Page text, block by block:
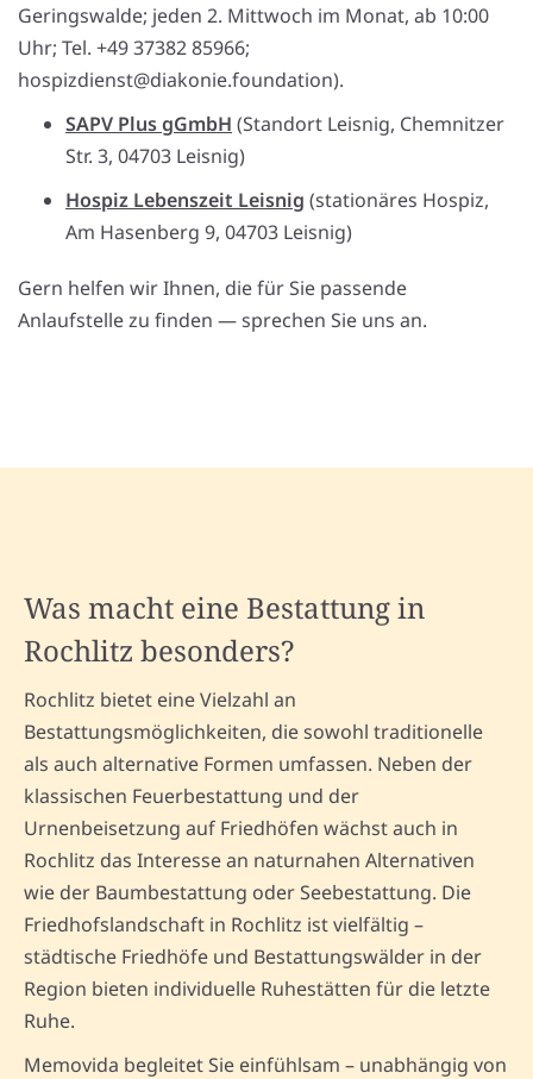
Geringswalde; jeden 2. Mittwoch im Monat, ab 10:00
Uhr; Tel. +49 37382 85966;
hospizdienst@diakonie.foundation).
SAPV Plus gGmbH (Standort Leisnig, Chemnitzer
Str. 3, 04703 Leisnig)
Hospiz Lebenszeit Leisnig (stationäres Hospiz,
Am Hasenberg 9, 04703 Leisnig)
Gern helfen wir Ihnen, die für Sie passende
Anlaufstelle zu finden — sprechen Sie uns an.
Was macht eine Bestattung in
Rochlitz besonders?
Rochlitz bietet eine Vielzahl an
Bestattungsmöglichkeiten, die sowohl traditionelle
als auch alternative Formen umfassen. Neben der
klassischen Feuerbestattung und der
Urnenbeisetzung auf Friedhöfen wächst auch in
Rochlitz das Interesse an naturnahen Alternativen
wie der Baumbestattung oder Seebestattung. Die
Friedhofslandschaft in Rochlitz ist vielfältig –
städtische Friedhöfe und Bestattungswälder in der
Region bieten individuelle Ruhestätten für die letzte
Ruhe.
Memovida begleitet Sie einfühlsam – unabhängig von